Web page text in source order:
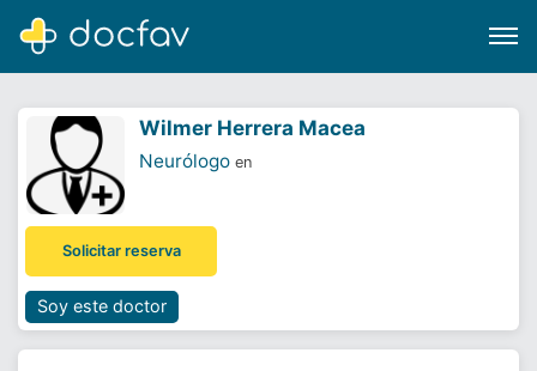
Software para clínicas
¿Eres un doctor?
Wilmer Herrera Macea
Neurólogo en
Solicitar reserva
Soy este doctor